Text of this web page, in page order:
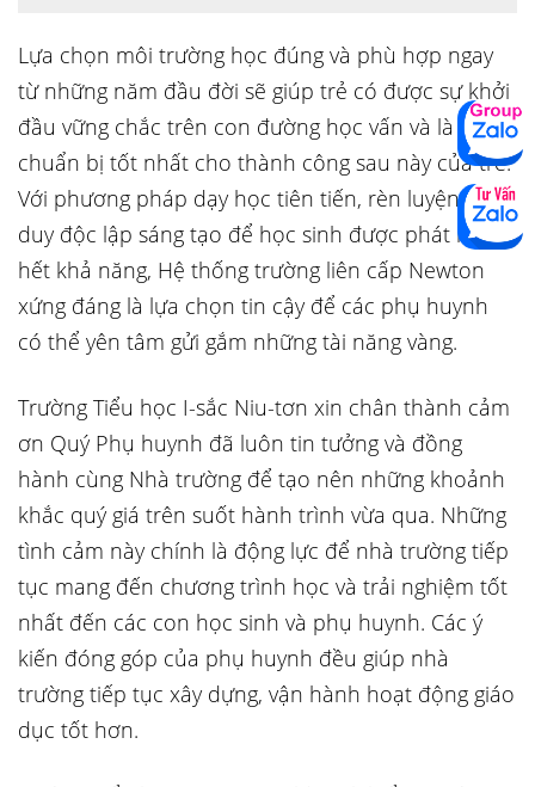
Lựa chọn môi trường học đúng và phù hợp ngay
từ những năm đầu đời sẽ giúp trẻ có được sự khởi
đầu vững chắc trên con đường học vấn và là sự
chuẩn bị tốt nhất cho thành công sau này của trẻ.
Với phương pháp dạy học tiên tiến, rèn luyện tư
duy độc lập sáng tạo để học sinh được phát huy
hết khả năng, Hệ thống trường liên cấp Newton
xứng đáng là lựa chọn tin cậy để các phụ huynh
có thể yên tâm gửi gắm những tài năng vàng.
Trường Tiểu học I-sắc Niu-tơn xin chân thành cảm
ơn Quý Phụ huynh đã luôn tin tưởng và đồng
hành cùng Nhà trường để tạo nên những khoảnh
khắc quý giá trên suốt hành trình vừa qua. Những
tình cảm này chính là động lực để nhà trường tiếp
tục mang đến chương trình học và trải nghiệm tốt
nhất đến các con học sinh và phụ huynh. Các ý
kiến đóng góp của phụ huynh đều giúp nhà
trường tiếp tục xây dựng, vận hành hoạt động giáo
dục tốt hơn.